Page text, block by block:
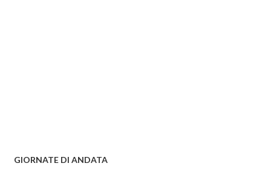
GIORNATE DI ANDATA